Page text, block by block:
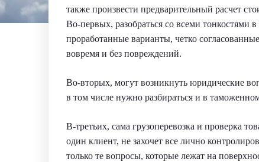
также произвести предварительный расчет
Во-первых, разобраться со всеми тонкостями
проработанные варианты, четко
вовремя и без повреждений.
Во-вторых, могут возникнуть юридические
в том числе нужно разбираться и в
В-третьих, сама грузоперевозка и проверка
один клиент, не захочет все лично
только те вопросы, которые лежат на